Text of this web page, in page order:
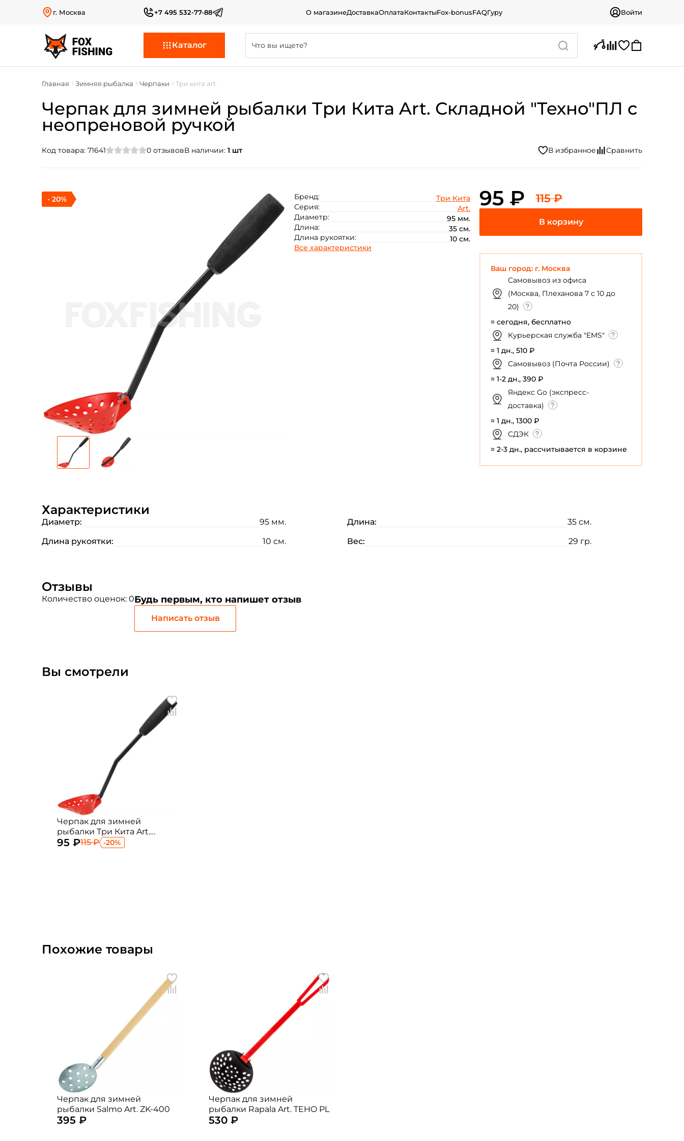
г. Москва +7 495 532-77-88 О магазинеДоставкаОплатаКонтактыFox-bonusFAQГуру Войти
Каталог
Главная Зимняя рыбалка Черпаки Три кита art.
Черпак для зимней рыбалки Три Кита Art. Складной "Техно"ПЛ с
неопреновой ручкой
Код товара: 71641 0 отзывовВ наличии: 1 шт
- 20% Бренд:
Три Кита
Серия:
Art.
Диаметр:
95 мм.
Длина:
35 см.
Длина рукоятки:
10 см.
Все характеристики
95 ₽ 115 ₽
Ваш город: г. Москва
Самовывоз из офиса
(Москва, Плеханова 7 с 10 до
20)
≈ сегодня, бесплатно
Курьерская служба "EMS"
≈ 1 дн., 510 ₽
Самовывоз (Почта России)
≈ 1-2 дн., 390 ₽
Яндекс Go (экспресс-
доставка)
≈ 1 дн., 1300 ₽
СДЭК
≈ 2-3 дн., рассчитывается в корзине
Характеристики
Диаметр: 95 мм. Длина:
35 см.
Длина рукоятки:
10 см. Вес: 29 гр.
Отзывы
Количество оценок: 0Будь первым, кто напишет отзыв
Написать отзыв
Вы смотрели
Черпак для зимней
рыбалки Три Кита Art.
Складной "Техно"ПЛ с
95 ₽115 ₽ -20%
Похожие товары
Черпак для зимней
рыбалки Salmo Art. ZK-400
395 ₽
Черпак для зимней
рыбалки Rapala Art. TEHO PL
530 ₽